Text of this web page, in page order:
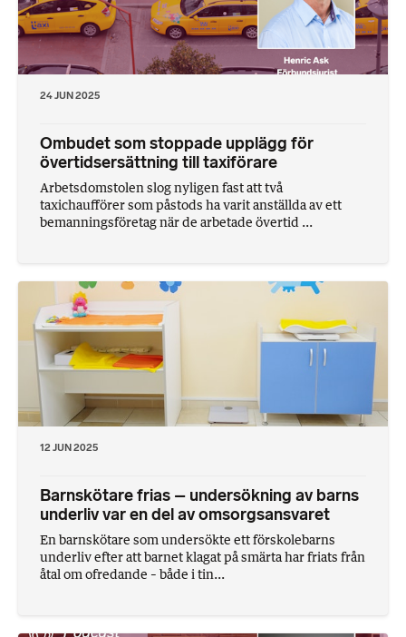
24 JUN 2025
Ombudet som stoppade upplägg för
övertidsersättning till taxiförare
Arbetsdomstolen slog nyligen fast att två
taxichaufförer som påstods ha varit anställda av ett
bemanningsföretag när de arbetade övertid ...
12 JUN 2025
Barnskötare frias – undersökning av barns
underliv var en del av omsorgsansvaret
En barnskötare som undersökte ett förskolebarns
underliv efter att barnet klagat på smärta har friats från
åtal om ofredande – både i tin...